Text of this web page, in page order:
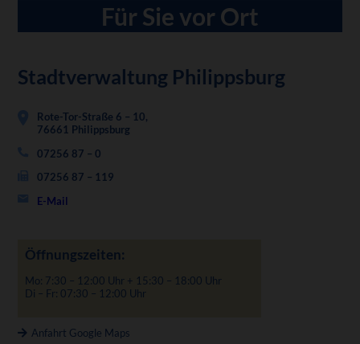
Für Sie vor Ort
Stadtverwaltung Philippsburg
Rote-Tor-Straße 6 – 10,
76661 Philippsburg
07256 87 – 0
07256 87 – 119
E-Mail
Öffnungszeiten:
Mo: 7:30 – 12:00 Uhr + 15:30 – 18:00 Uhr
Di – Fr: 07:30 – 12:00 Uhr
Anfahrt Google Maps